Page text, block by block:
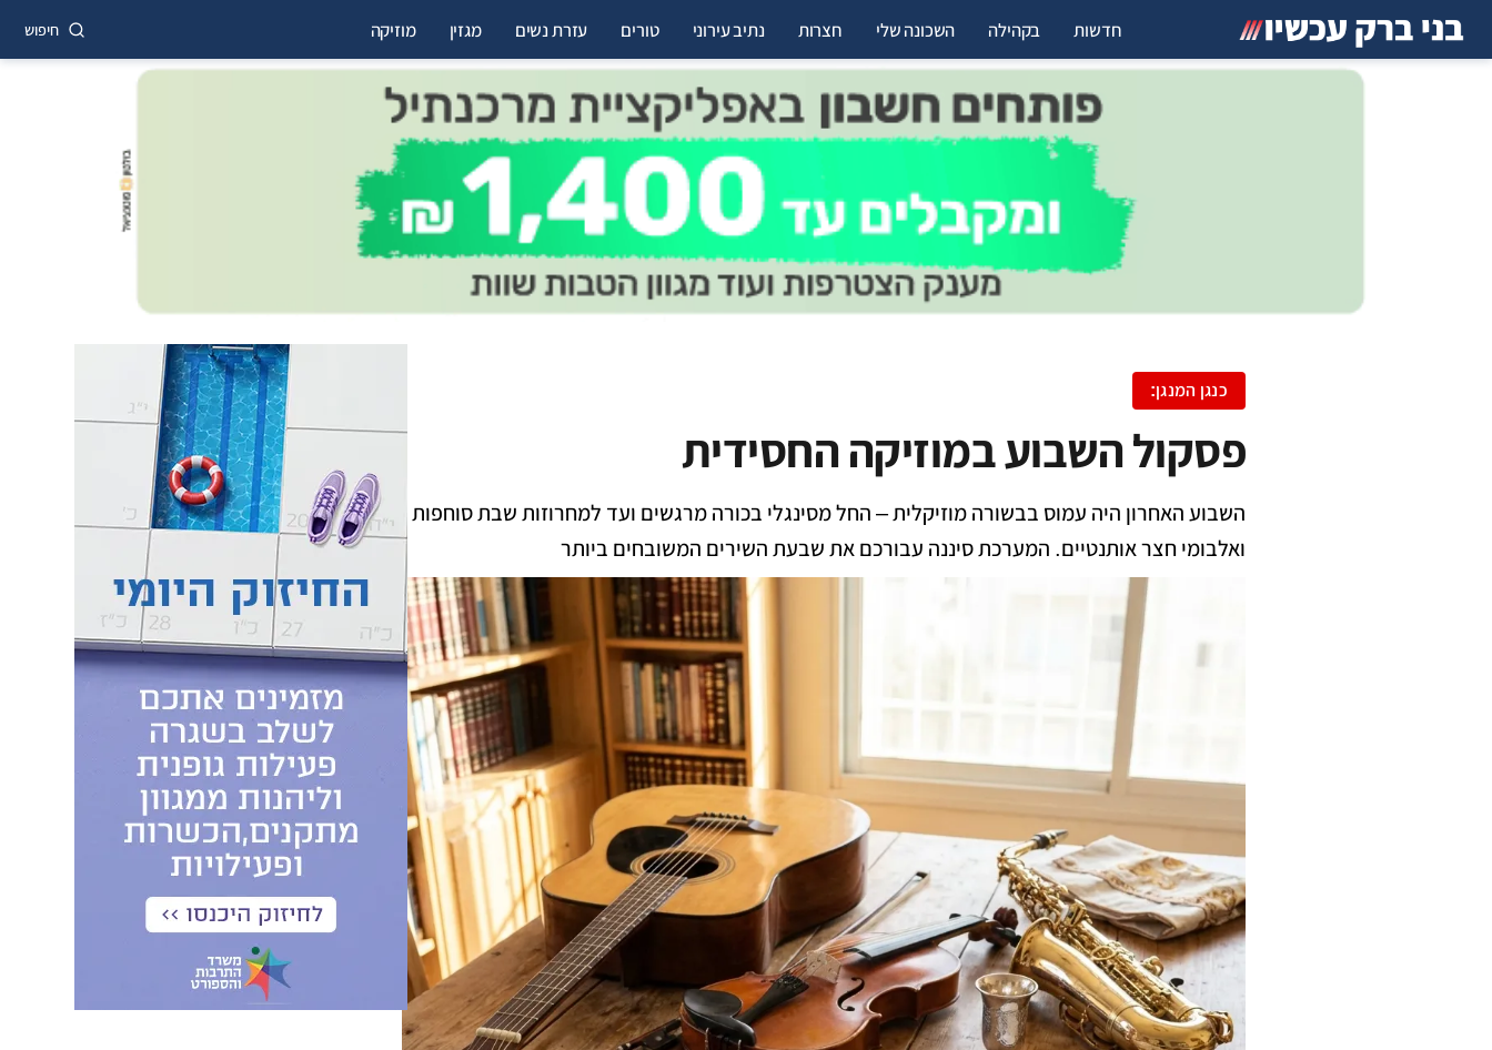
חדשות בקהילה השכונה שלי חצרות נתיב עירוני טורים עזרת נשים מגזין מוזיקה חיפוש
כנגן המנגן:
פסקול השבוע במוזיקה החסידית
השבוע האחרון היה עמוס בבשורה מוזיקלית – החל מסינגלי בכורה מרגשים ועד למחרוזות שבת סוחפות
ואלבומי חצר אותנטיים. המערכת סיננה עבורכם את שבעת השירים המשובחים ביותר